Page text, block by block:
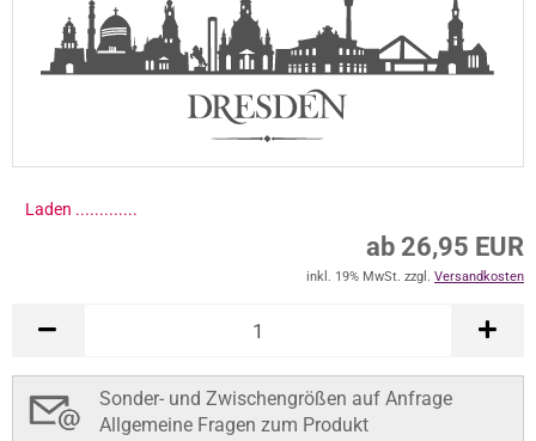
Laden ..............
ab 26,95 EUR
inkl. 19% MwSt. zzgl. Versandkosten
Sonder- und Zwischengrößen auf Anfrage
Allgemeine Fragen zum Produkt